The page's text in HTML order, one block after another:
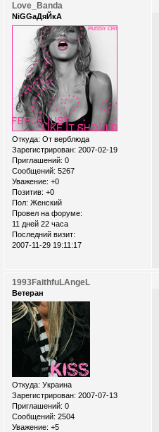
Love_Banda
NiGGaДяЙкА
Откуда: От верблюда
Зарегистрирован: 2007-02-19
Приглашений: 0
Сообщений: 5267
Уважение: +0
Позитив: +0
Пол: Женский
Провел на форуме:
11 дней 22 часа
Последний визит:
2007-11-29 19:11:17
1993FaithfuLAngeL
Ветеран
Откуда: Украина
Зарегистрирован: 2007-07-13
Приглашений: 0
Сообщений: 2504
Уважение: +5